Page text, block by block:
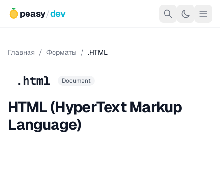
peasy/dev
Главная / Форматы / .HTML
.html Document
HTML (HyperText Markup
Language)